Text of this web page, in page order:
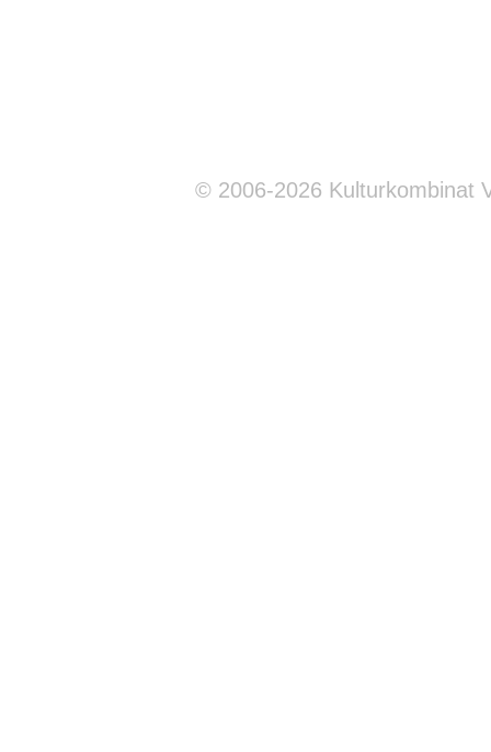
© 2006-2026